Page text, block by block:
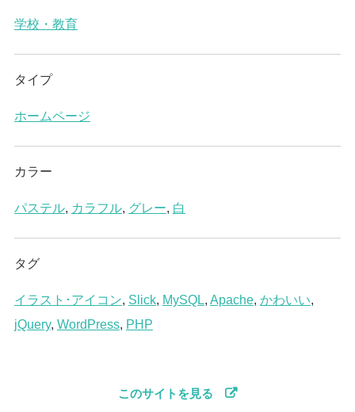
学校・教育
タイプ
ホームページ
カラー
パステル, カラフル, グレー, 白
タグ
イラスト･アイコン, Slick, MySQL, Apache, かわいい,
jQuery, WordPress, PHP
このサイトを見る